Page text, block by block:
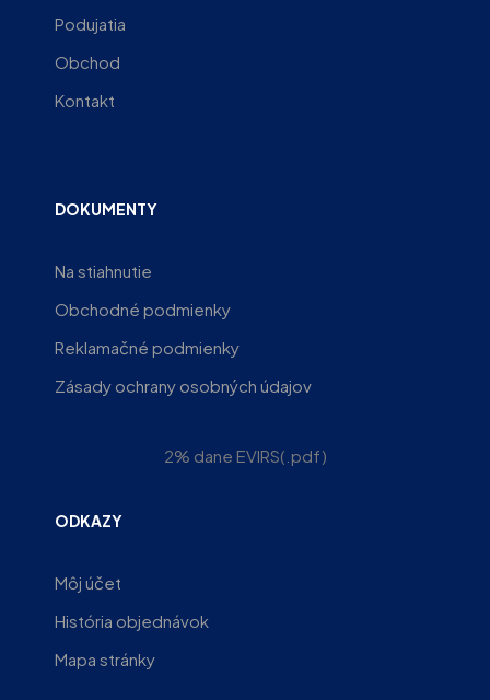
Podujatia
Obchod
Kontakt
DOKUMENTY
Na stiahnutie
Obchodné podmienky
Reklamačné podmienky
Zásady ochrany osobných údajov
2% dane EVIRS(.pdf)
ODKAZY
Môj účet
História objednávok
Mapa stránky